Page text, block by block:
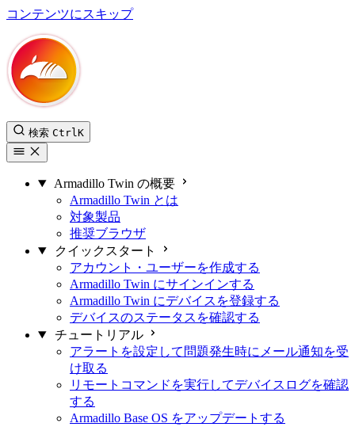
コンテンツにスキップ
Armadillo Twin ユーザーマニュアル
検索 CtrlK
Armadillo Twin の概要
Armadillo Twin とは
対象製品
推奨ブラウザ
クイックスタート
アカウント・ユーザーを作成する
Armadillo Twin にサインインする
Armadillo Twin にデバイスを登録する
デバイスのステータスを確認する
チュートリアル
アラートを設定して問題発生時にメール通知を受
け取る
リモートコマンドを実行してデバイスログを確認
する
Armadillo Base OS をアップデートする